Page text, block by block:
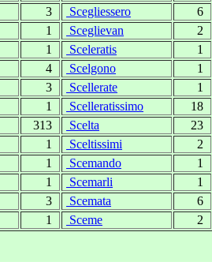
3 Scegliessero
6
1 Sceglievan
2
1 Sceleratis
1
4 Scelgono
1
3 Scellerate
1
1 Scelleratissimo
18
313 Scelta
23
1 Sceltissimi
2
1 Scemando
1
1 Scemarli
1
3 Scemata
6
1 Sceme 2